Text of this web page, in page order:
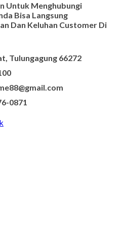
Untuk Menghubungi
Bisa Langsung
Dan Keluhan Customer Di
Tulungagung 66272
0871